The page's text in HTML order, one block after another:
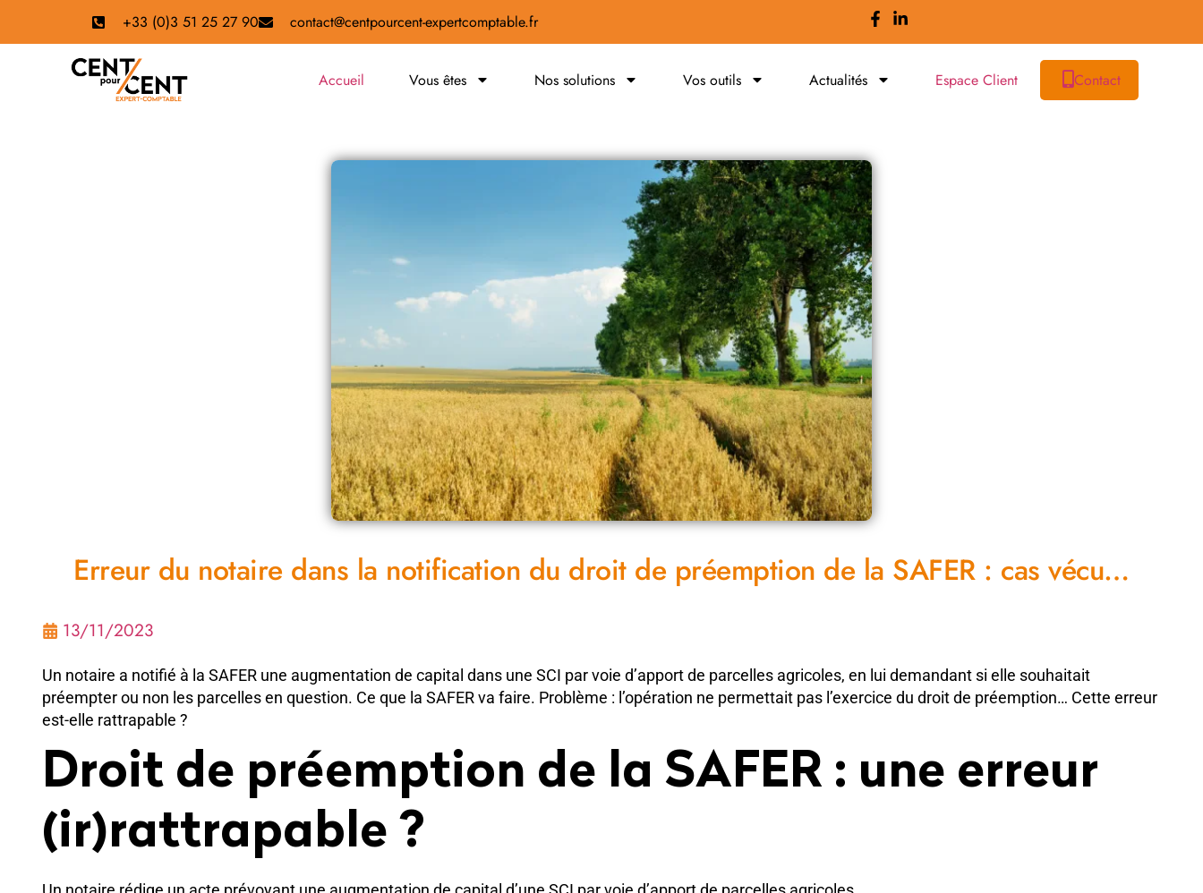
+33 (0)3 51 25 27 90 contact@centpourcent-expertcomptable.fr
Accueil Vous êtes Nos solutions Vos outils Actualités Espace Client Contact
Erreur du notaire dans la notification du droit de préemption de la SAFER : cas vécu…
13/11/2023
Un notaire a notifié à la SAFER une augmentation de capital dans une SCI par voie d’apport de parcelles agricoles, en lui demandant si elle souhaitait
préempter ou non les parcelles en question. Ce que la SAFER va faire. Problème : l’opération ne permettait pas l’exercice du droit de préemption… Cette erreur
est-elle rattrapable ?
Droit de préemption de la SAFER : une erreur
(ir)rattrapable ?